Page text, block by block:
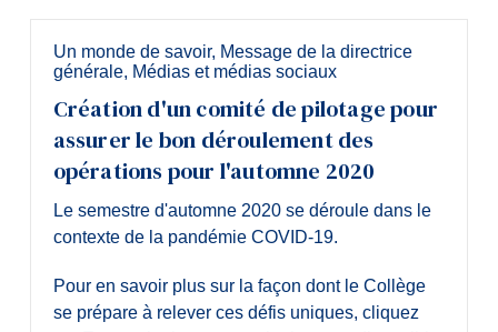
Un monde de savoir, Message de la directrice
générale, Médias et médias sociaux
Création d'un comité de pilotage pour
assurer le bon déroulement des
opérations pour l'automne 2020
Le semestre d'automne 2020 se déroule dans le
contexte de la pandémie COVID-19.
Pour en savoir plus sur la façon dont le Collège
se prépare à relever ces défis uniques, cliquez
Menu principal
Programmes
Formation continue
Admissions
La vie à Dawson
Qui vous êtes